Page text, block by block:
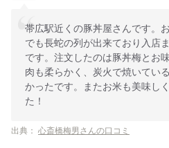
帯広駅近くの豚丼屋さんです。
でも長蛇の列が出来ており入店
です。注文したのは豚丼梅とお
肉も柔らかく、炭火で焼いてい
かったです。またお米も美味し
た！
出典： 心斎橋梅男さんの口コミ